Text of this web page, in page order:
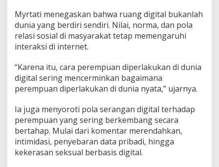
Myrtati menegaskan bahwa ruang digital bukanlah
dunia yang berdiri sendiri. Nilai, norma, dan pola
relasi sosial di masyarakat tetap memengaruhi
interaksi di internet.
“Karena itu, cara perempuan diperlakukan di dunia
digital sering mencerminkan bagaimana
perempuan diperlakukan di dunia nyata,” ujarnya.
Ia juga menyoroti pola serangan digital terhadap
perempuan yang sering berkembang secara
bertahap. Mulai dari komentar merendahkan,
intimidasi, penyebaran data pribadi, hingga
kekerasan seksual berbasis digital.